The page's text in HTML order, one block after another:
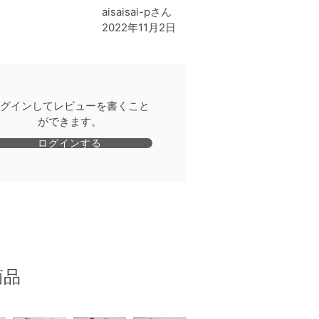
aisaisai-pさん
2022年11月2日
インしてレビューを書くこと
ができます。
ログインする